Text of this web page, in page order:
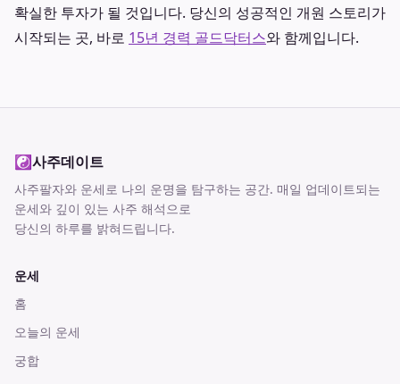
확실한 투자가 될 것입니다. 당신의 성공적인 개원 스토리가
시작되는 곳, 바로 15년 경력 골드닥터스와 함께입니다.
☯사주데이트
사주팔자와 운세로 나의 운명을 탐구하는 공간. 매일 업데이트되는
운세와 깊이 있는 사주 해석으로
당신의 하루를 밝혀드립니다.
운세
홈
오늘의 운세
궁합